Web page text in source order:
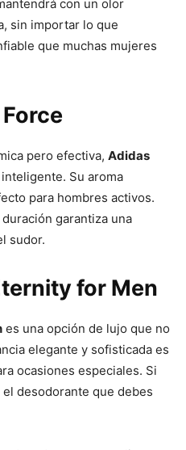
con un olor
sin importar lo que
que muchas mujeres
pero efectiva, Adidas
Su aroma
para hombres activos.
garantiza una
sudor.
for Men
es una opción de lujo que no
elegante y sofisticada es
ocasiones especiales. Si
desodorante que debes